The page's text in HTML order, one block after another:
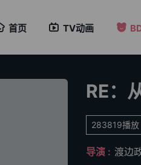
首页 TV动画
RE：
283819播放
导演 : 渡边